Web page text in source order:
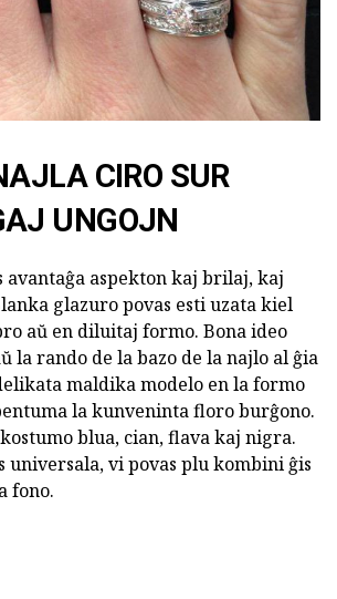
CIRO SUR
UNGOJN
avantaĝa aspekton kaj brilaj, kaj
glazuro povas esti uzata kiel
aŭ en diluitaj formo. Bona ideo
la rando de la bazo de la najlo al ĝia
maldika modelo en la formo
la kunveninta floro burĝono.
blua, cian, flava kaj nigra.
universala, vi povas plu kombini ĝis
fono.